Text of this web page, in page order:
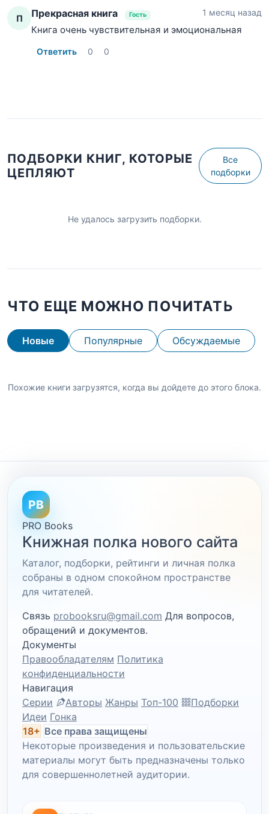
П Прекрасная книга Гость 1 месяц назад
Книга очень чувствительная и эмоциональная
Ответить 0 0
ПОДБОРКИ КНИГ, КОТОРЫЕ
ЦЕПЛЯЮТ
Все
подборки
Не удалось загрузить подборки.
ЧТО ЕЩЕ МОЖНО ПОЧИТАТЬ
Новые Популярные Обсуждаемые
Похожие книги загрузятся, когда вы дойдете до этого блока.
PB
PRO Books
Книжная полка нового сайта
Каталог, подборки, рейтинги и личная полка
собраны в одном спокойном пространстве
для читателей.
Связь probooksru@gmail.com Для вопросов,
обращений и документов.
Документы
Правообладателям Политика
конфиденциальности
Навигация
Серии
Авторы Жанры Топ-100
Подборки
Идеи Гонка
18+ Все права защищены
Некоторые произведения и пользовательские
материалы могут быть предназначены только
для совершеннолетней аудитории.